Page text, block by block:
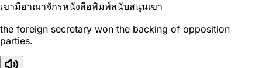
เขามีอาณาจักรหนังสือพิมพ์สนับสนุนเขา
the foreign secretary won the backing of opposition
parties.